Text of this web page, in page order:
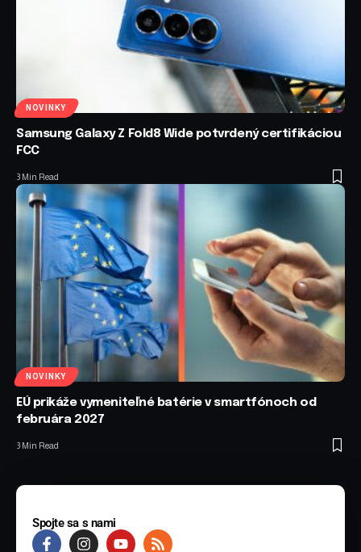
NOVINKY
Samsung Galaxy Z Fold8 Wide potvrdený certifikáciou
FCC
3 Min Read
NOVINKY
EÚ prikáže vymeniteľné batérie v smartfónoch od
februára 2027
3 Min Read
Spojte sa s nami